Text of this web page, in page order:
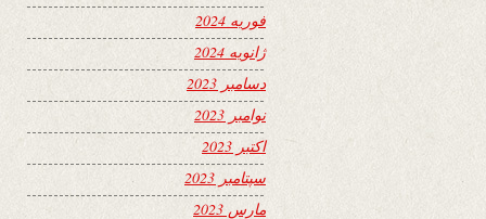
فوریه 2024
ژانویه 2024
دسامبر 2023
نوامبر 2023
اکتبر 2023
سپتامبر 2023
مارس 2023